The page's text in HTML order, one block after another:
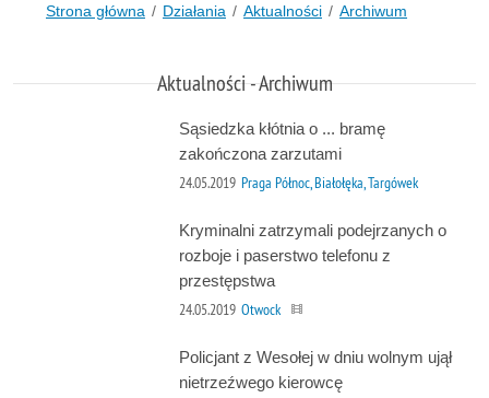
Strona główna Działania Aktualności Archiwum
Aktualności - Archiwum
Sąsiedzka kłótnia o ... bramę
zakończona zarzutami
24.05.2019 Praga Północ, Białołęka, Targówek
Kryminalni zatrzymali podejrzanych o
rozboje i paserstwo telefonu z
przestępstwa
24.05.2019 Otwock
Policjant z Wesołej w dniu wolnym ujął
nietrzeźwego kierowcę